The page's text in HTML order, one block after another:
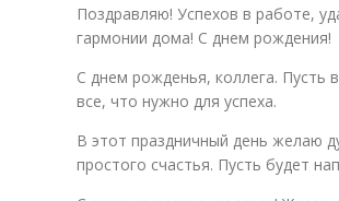
Поздравляю! Успехов в работе,
гармонии дома! С днем рождения!
С днем рожденья, коллега. Пусть
все, что нужно для успеха.
В этот праздничный день желаю
простого счастья. Пусть будет